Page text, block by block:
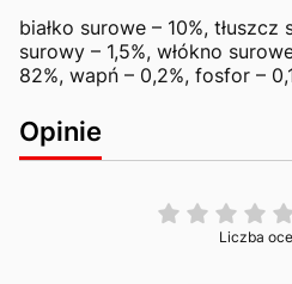
białko surowe – 10%, tłuszcz
surowy – 1,5%, włókno
82%, wapń – 0,2%, fosfor –
Opinie
Liczba